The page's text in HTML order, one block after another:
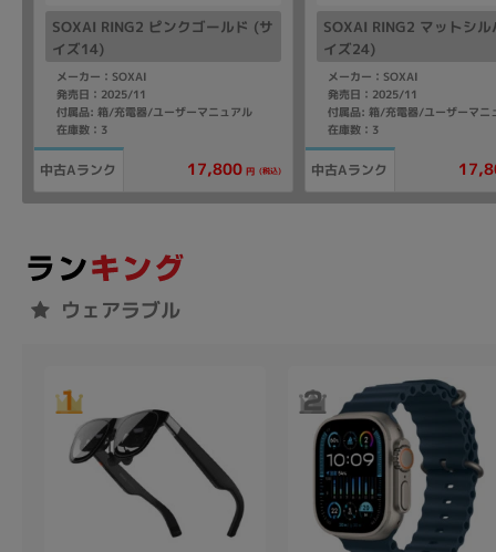
SOXAI RING2 ピンクゴールド (サ
イズ14)
メーカー：SOXAI
発売日：2025/11
付属品: 箱/充電器/ユーザーマニュアル
在庫数：3
中古Aランク 17,800 円 (税込)
SOXAI RING2 マットシ
イズ24)
メーカー：SOXAI
発売日：2025/11
付属品: 箱/充電器/ユーザーマニ
在庫数：3
中古Aランク
ウェアラブル